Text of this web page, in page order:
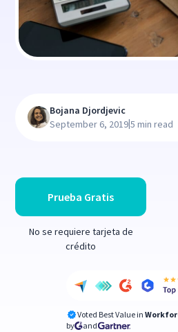
Prueba Gratis
No se requiere tarjeta de
crédito
Voted Best Value in
by
and
Bojana Djordjevic
September 6, 2019|5 min read